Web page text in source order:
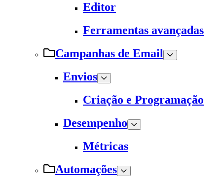
Editor
Ferramentas avançadas
Campanhas de Email
Envios
Criação e Programação
Desempenho
Métricas
Automações